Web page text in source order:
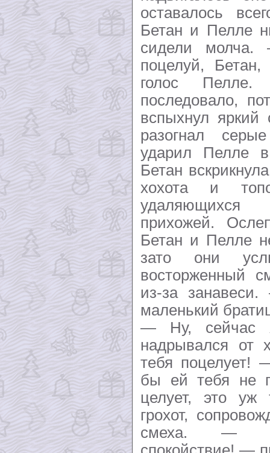
оставалось
Бетан и Пелле
сидели
поцелуй,
голос
последовало,
вспыхнул яркий
разогнал
ударил Пелле
Бетан
хохота и
прихожей.
Бетан и Пелле
зато они
восторженный
из-за
маленький
— Ну, сейчас
надрывался от
тебя поцелует!
бы ей тебя не
целует, это уж
грохот,
смеха. —